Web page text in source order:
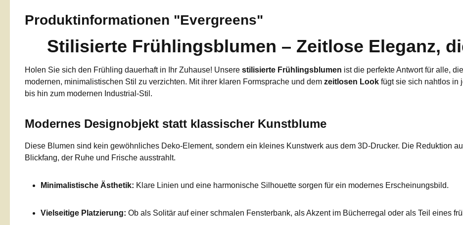
Produktinformationen "Evergreens"
Stilisierte Frühlingsblumen – Zeitlose Eleganz,
Holen Sie sich den Frühling dauerhaft in Ihr Zuhause! Unsere stilisierte Frühlingsblumen ist die perfekte Antwort für alle,
modernen, minimalistischen Stil zu verzichten. Mit ihrer klaren Formsprache und dem zeitlosen Look fügt sie sich nahtlos in
bis hin zum modernen Industrial-Stil.
Modernes Designobjekt statt klassischer Kunstblume
Diese Blumen sind kein gewöhnliches Deko-Element, sondern ein kleines Kunstwerk aus dem 3D-Drucker. Die Reduktion
Blickfang, der Ruhe und Frische ausstrahlt.
Minimalistische Ästhetik: Klare Linien und eine harmonische Silhouette sorgen für ein modernes Erscheinungsbild.
Vielseitige Platzierung: Ob als Solitär auf einer schmalen Fensterbank, als Akzent im Bücherregal oder als Teil eines